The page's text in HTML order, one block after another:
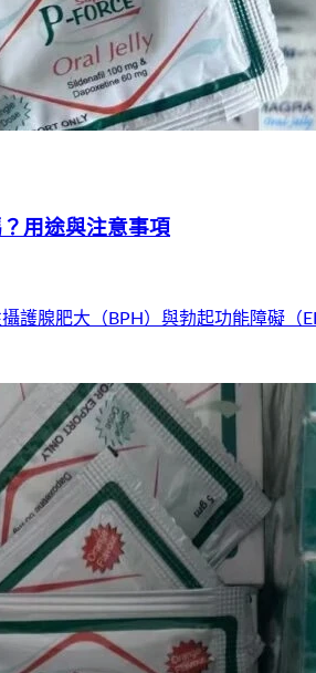
用途與注意事項
護腺肥大（BPH）與勃起功能障礙